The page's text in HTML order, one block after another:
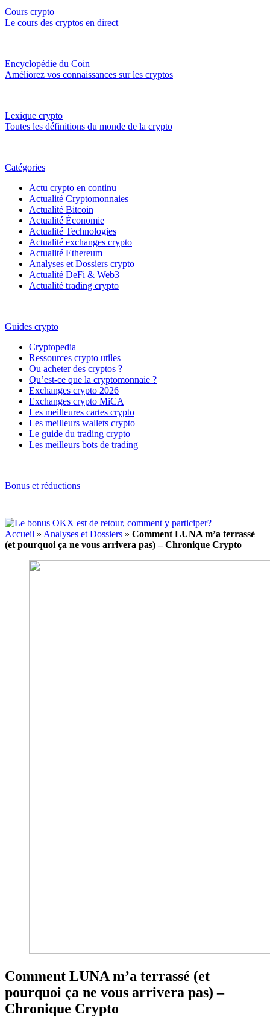
Cours crypto
Le cours des cryptos en direct
Encyclopédie du Coin
Améliorez vos connaissances sur les cryptos
Lexique crypto
Toutes les définitions du monde de la crypto
Catégories
Actu crypto en continu
Actualité Cryptomonnaies
Actualité Bitcoin
Actualité Économie
Actualité Technologies
Actualité exchanges crypto
Actualité Ethereum
Analyses et Dossiers crypto
Actualité DeFi & Web3
Actualité trading crypto
Guides crypto
Cryptopedia
Ressources crypto utiles
Ou acheter des cryptos ?
Qu’est-ce que la cryptomonnaie ?
Exchanges crypto 2026
Exchanges crypto MiCA
Les meilleures cartes crypto
Les meilleurs wallets crypto
Le guide du trading crypto
Les meilleurs bots de trading
Bonus et réductions
Accueil » Analyses et Dossiers » Comment LUNA m’a terrassé
(et pourquoi ça ne vous arrivera pas) – Chronique Crypto
Comment LUNA m’a terrassé (et
pourquoi ça ne vous arrivera pas) –
Chronique Crypto